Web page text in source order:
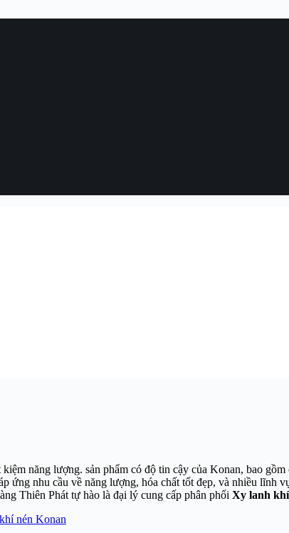
năng lượng. sản phẩm có độ tin cậy của Konan, bao
ứng nhu cầu về năng lượng, hóa chất tốt đẹp, và nhiều lĩnh
Thiên Phát tự hào là đại lý cung cấp phân phối Xy lanh
nén Konan